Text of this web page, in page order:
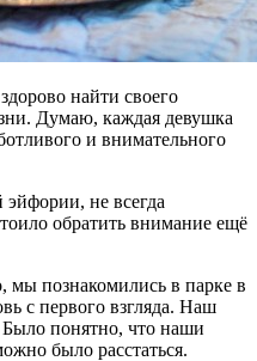
найти своего
Думаю, каждая девушка
и внимательного
не всегда
обратить внимание ещё
мы познакомились в парке в
с первого взгляда. Наш
Было понятно, что наши
было расстаться.